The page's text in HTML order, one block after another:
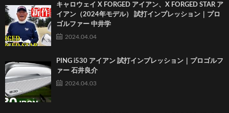
キャロウェイ X FORGED アイアン、X FORGED STAR ア
イアン（2024年モデル） 試打インプレッション｜プロ
ゴルファー 中井学
2024.04.04
PING i530 アイアン 試打インプレッション｜プロゴルフ
ァー 石井良介
2024.04.03